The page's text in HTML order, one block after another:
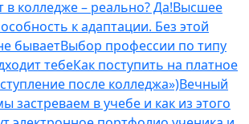
в колледже – реально? Да!Высшее
к адаптации. Без этой
бываетВыбор профессии по типу
тебеКак поступить на платное
после колледжа»)Вечный
застреваем в учебе и как из этого